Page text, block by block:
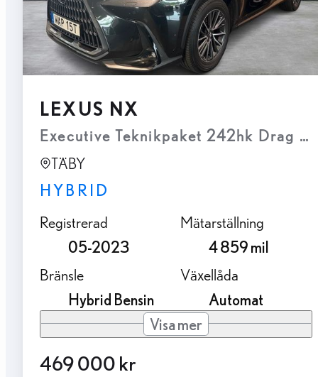
LEXUS NX
Executive Teknikpaket 242hk Drag
TÄBY
HYBRID
Registrerad
05-2023
Mätarställning
4 859 mil
Bränsle
Hybrid Bensin
Växellåda
Automat
Visa mer
469 000 kr